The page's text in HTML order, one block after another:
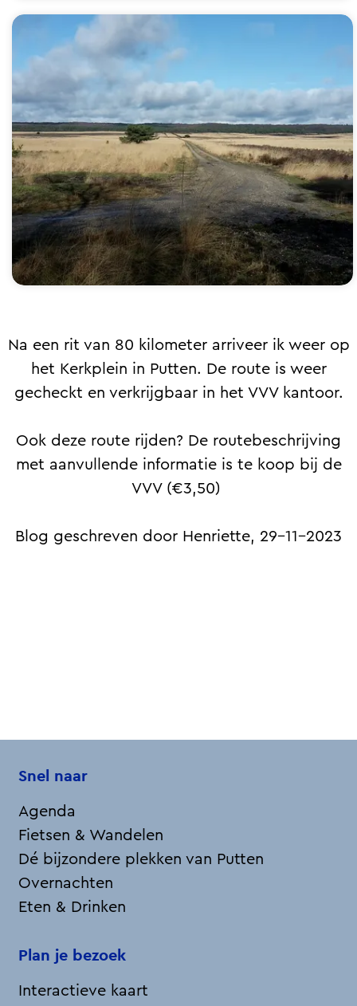
Na een rit van 80 kilometer arriveer ik weer op
het Kerkplein in Putten. De route is weer
gecheckt en verkrijgbaar in het VVV kantoor.
Ook deze route rijden? De routebeschrijving
met aanvullende informatie is te koop bij de
VVV (€3,50)
Blog geschreven door Henriette, 29-11-2023
Snel naar
Agenda
Fietsen & Wandelen
Dé bijzondere plekken van Putten
Overnachten
Eten & Drinken
Plan je bezoek
Interactieve kaart